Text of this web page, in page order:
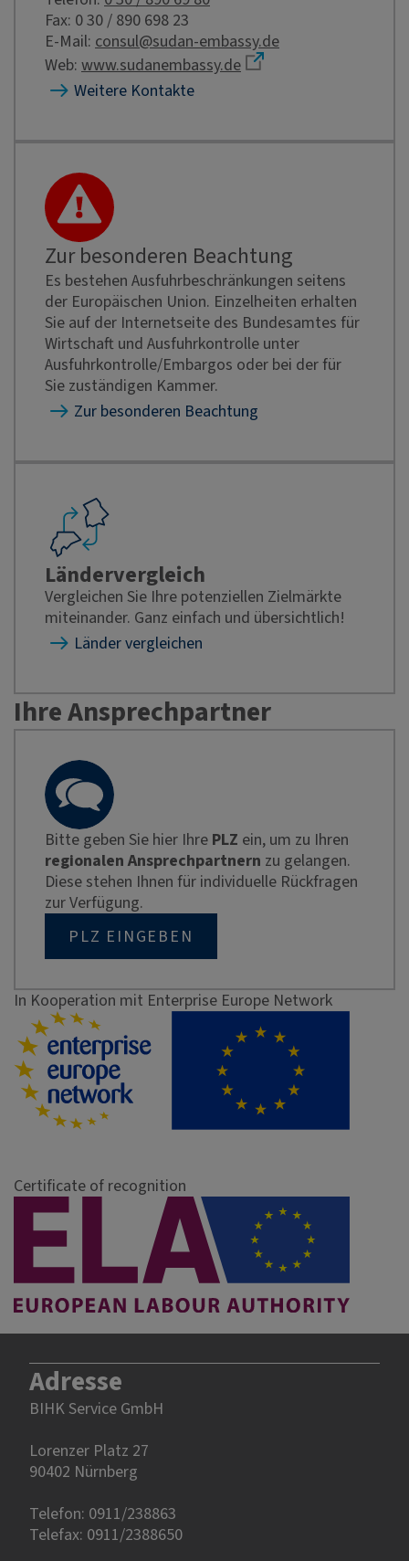
Fax: 0 30 / 890 698 23
E-Mail: consul@sudan-embassy.de
Web: www.sudanembassy.de
Weitere Kontakte
Zur besonderen Beachtung
Es bestehen Ausfuhrbeschränkungen seitens
der Europäischen Union. Einzelheiten erhalten
Sie auf der Internetseite des Bundesamtes für
Wirtschaft und Ausfuhrkontrolle unter
Ausfuhrkontrolle/Embargos oder bei der für
Sie zuständigen Kammer.
Zur besonderen Beachtung
Ländervergleich
Vergleichen Sie Ihre potenziellen Zielmärkte
miteinander. Ganz einfach und übersichtlich!
Länder vergleichen
Ihre Ansprechpartner
Bitte geben Sie hier Ihre PLZ ein, um zu Ihren
regionalen Ansprechpartnern zu gelangen.
Diese stehen Ihnen für individuelle Rückfragen
zur Verfügung.
PLZ EINGEBEN
In Kooperation mit Enterprise Europe Network
Certificate of recognition
Adresse
BIHK Service GmbH
Lorenzer Platz 27
90402 Nürnberg‎‎
Telefon: 0911/238863
Telefax: 0911/2388650